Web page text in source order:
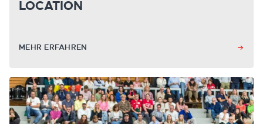
LOCATION
MEHR ERFAHREN